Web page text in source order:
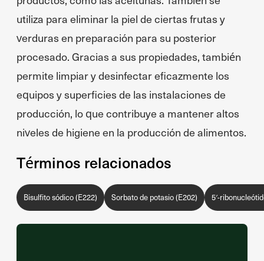
utiliza para eliminar la piel de ciertas frutas y
verduras en preparación para su posterior
procesado. Gracias a sus propiedades, también
permite limpiar y desinfectar eficazmente los
equipos y superficies de las instalaciones de
producción, lo que contribuye a mantener altos
niveles de higiene en la producción de alimentos.
Términos relacionados
Bisulfito sódico (E222) Sorbato de potasio (E202) 5′-